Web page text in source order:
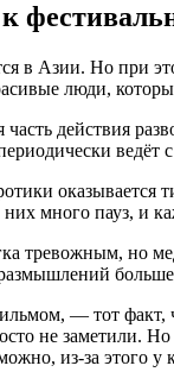
в Азии. Но при
люди,
действия
ведёт
много пауз, и
тревожным, но
— тот факт,
не заметили.
из-за этого